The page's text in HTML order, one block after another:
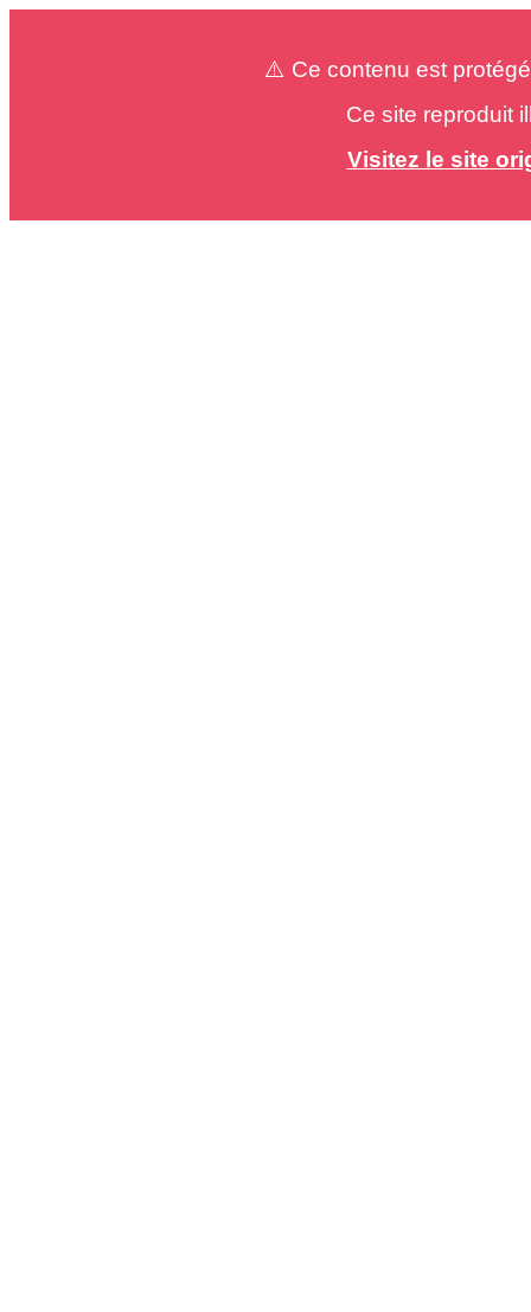
⚠️ Ce contenu est
Ce site reproduit
Visitez le site